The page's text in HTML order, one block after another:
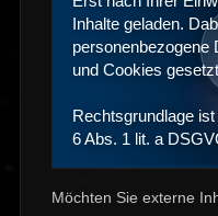
Inhalte geladen.
personenbezogene
und Cookies
Rechtsgrundlage
6 Abs. 1 lit. a
Möchten Sie externe